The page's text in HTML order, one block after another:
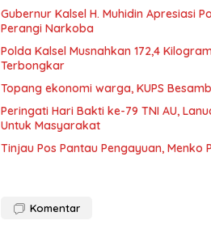
Gubernur Kalsel H. Muhidin Apresiasi
Perangi Narkoba
Polda Kalsel Musnahkan 172,4
Terbongkar
Topang ekonomi warga, KUPS
Peringati Hari Bakti ke-79 TNI AU,
Untuk Masyarakat
Tinjau Pos Pantau Pengayuan,
Komentar